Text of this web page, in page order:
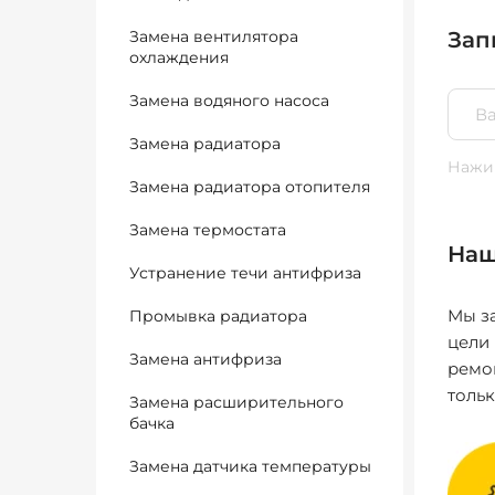
Замена вентилятора
охлаждения
Замена водяного насоса
Замена радиатора
Замена радиатора отопителя
Замена термостата
Устранение течи антифриза
Промывка радиатора
Замена антифриза
Замена расширительного
бачка
Замена датчика температуры
Мы
цели